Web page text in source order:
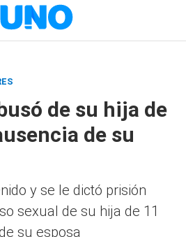
de su hija de
de su
y se le dictó prisión
sexual de su hija de 11
su esposa